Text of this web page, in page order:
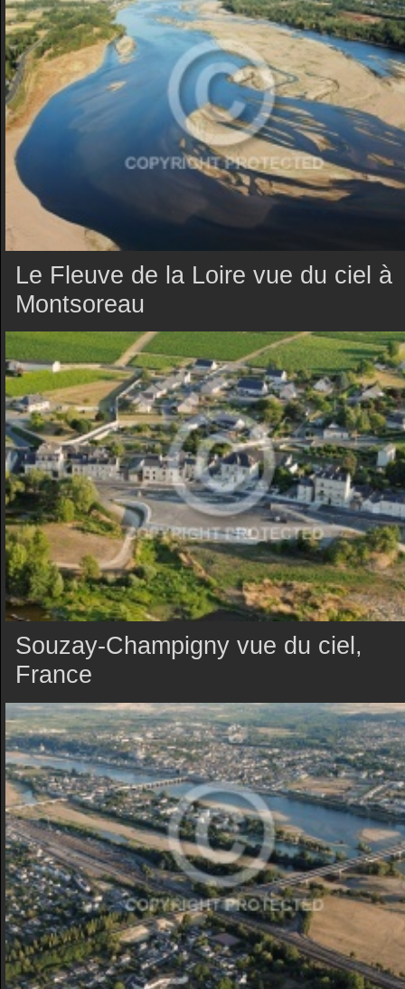
Le Fleuve de la Loire vue du ciel à
Montsoreau
Souzay-Champigny vue du ciel,
France